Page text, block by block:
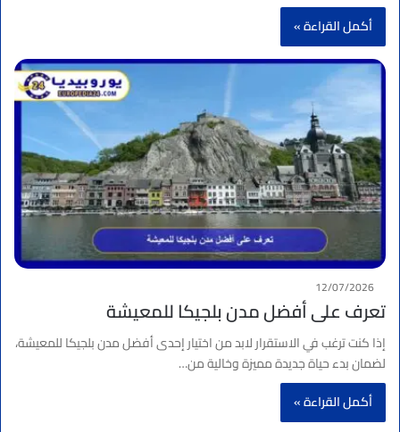
أكمل القراءة »
12/07/2026
تعرف على أفضل مدن بلجيكا للمعيشة
إذا كنت ترغب في الاستقرار لابد من اختيار إحدى أفضل مدن بلجيكا للمعيشة،
لضمان بدء حياة جديدة مميزة وخالية من…
أكمل القراءة »